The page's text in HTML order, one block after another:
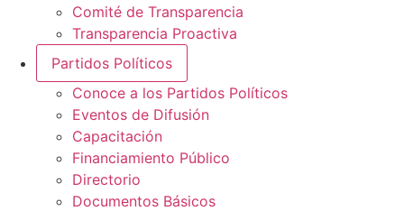
Comité de Transparencia
Transparencia Proactiva
Partidos Políticos
Conoce a los Partidos Políticos
Eventos de Difusión
Capacitación
Financiamiento Público
Directorio
Documentos Básicos